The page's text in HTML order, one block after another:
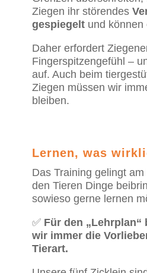
Ziegen ihr störendes
gespiegeltund können
Daher erfordert
Fingerspitzengefühl –
auf. Auch beim
Ziegen müssen wir
bleiben.
Lernen, was
Das Training gelingt
den Tieren Dinge
sowieso gerne lernen
✅ Für den
wir immer die
Tierart.